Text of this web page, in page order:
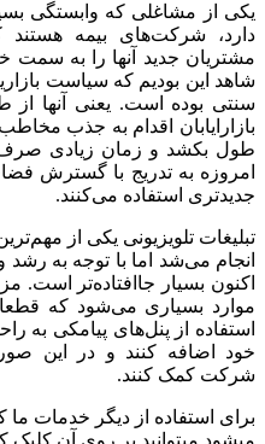
یکی از مشاغلی که وابستگی
دارد، شرکت‌های بیمه هستند
شاهد این بودیم که سیاست
سنتی بوده است. یعنی آنها
بازارایابان اقدام به جذب
طول بکشد و زمان زیادی
امروزه به تدریج با گسترش
جدیدتری استفاده می‌کنند.
تبلیغات تلویزیونی یکی از
انجام می‌شد اما با توجه به
اکنون بسیار جاافتاده‌تر است.
موارد بسیاری می‌شود که قطعا
استفاده از پنل‌های پیامکی
خود اضافه کنند و در این
شرکت کمک کنند.
برای استفاده از دیگر خدمات